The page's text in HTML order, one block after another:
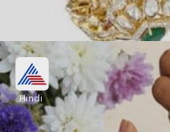
एंब्राल्ड
एंब्राल्ड पोल्की कुंदन बैंगल
कुंदन और एंब्राल्ड स्टोन से
Hindi